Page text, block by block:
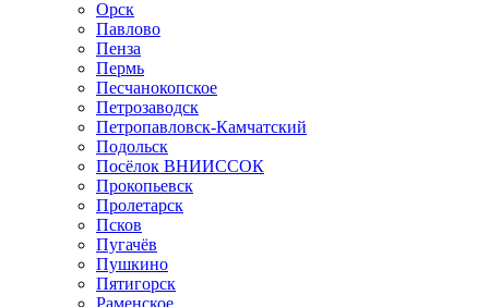
Орск
Павлово
Пенза
Пермь
Песчанокопское
Петрозаводск
Петропавловск-Камчатский
Подольск
Посёлок ВНИИССОК
Прокопьевск
Пролетарск
Псков
Пугачёв
Пушкино
Пятигорск
Раменское